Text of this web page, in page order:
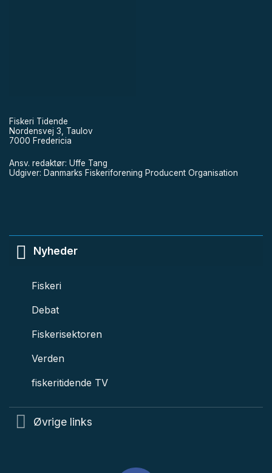
Fiskeri Tidende
Nordensvej 3, Taulov
7000 Fredericia
Ansv. redaktør: Uffe Tang
Udgiver: Danmarks Fiskeriforening Producent Organisation
Nyheder
Fiskeri
Debat
Fiskerisektoren
Verden
fiskeritidende TV
Øvrige links